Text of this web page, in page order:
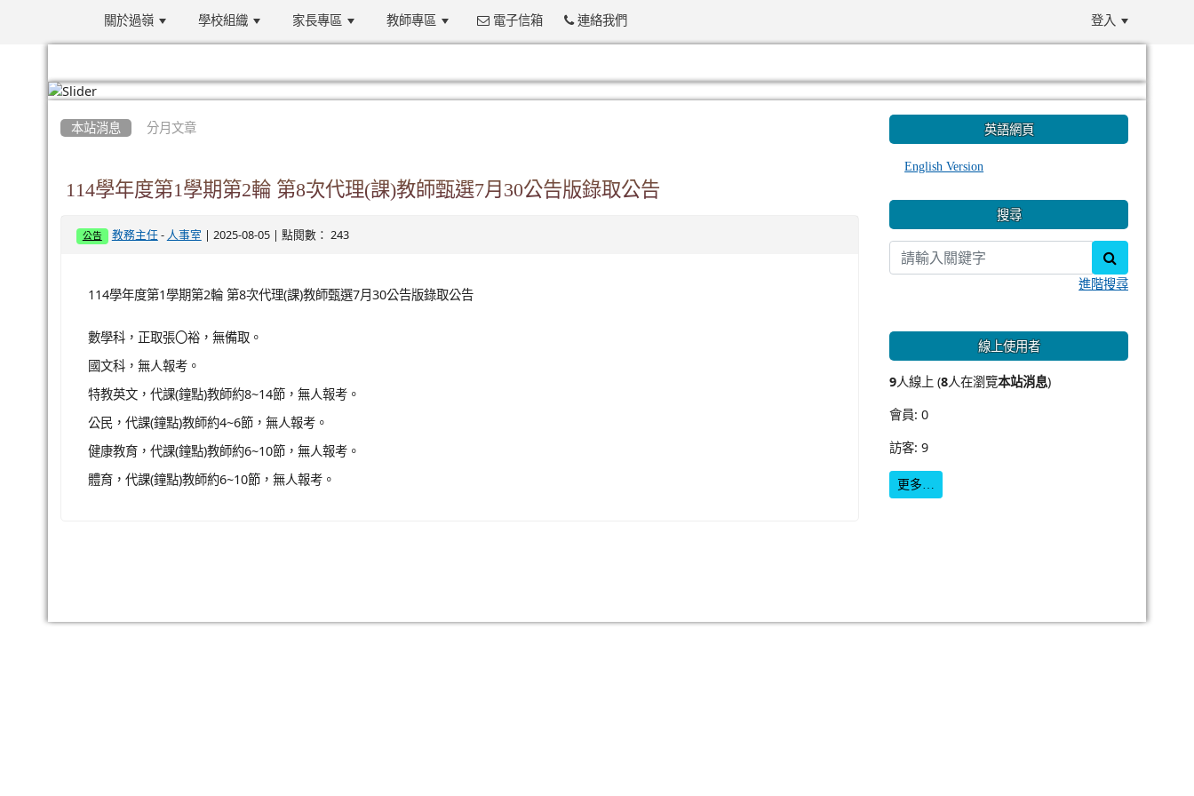
關於過嶺 學校組織 家長專區 教師專區 電子信箱 連絡我們 登入
本站消息 分月文章
114學年度第1學期第2輪 第8次代理(課)教師甄選7月30公告版錄取公告
公告 教務主任- 人事室 | 2025-08-05 | 點閱數： 243
114學年度第1學期第2輪 第8次代理(課)教師甄選7月30公告版錄取公告
數學科，正取張〇裕，無備取。
國文科，無人報考。
特教英文，代課(鐘點)教師約8~14節，無人報考。
公民，代課(鐘點)教師約4~6節，無人報考。
健康教育，代課(鐘點)教師約6~10節，無人報考。
體育，代課(鐘點)教師約6~10節，無人報考。
英語網頁
English Version
搜尋
進階搜尋
線上使用者
9人線上 (8人在瀏覽本站消息)
會員: 0
訪客: 9
更多…